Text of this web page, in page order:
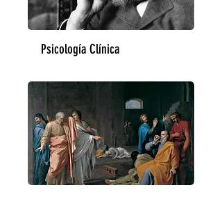
Psicología Clínica